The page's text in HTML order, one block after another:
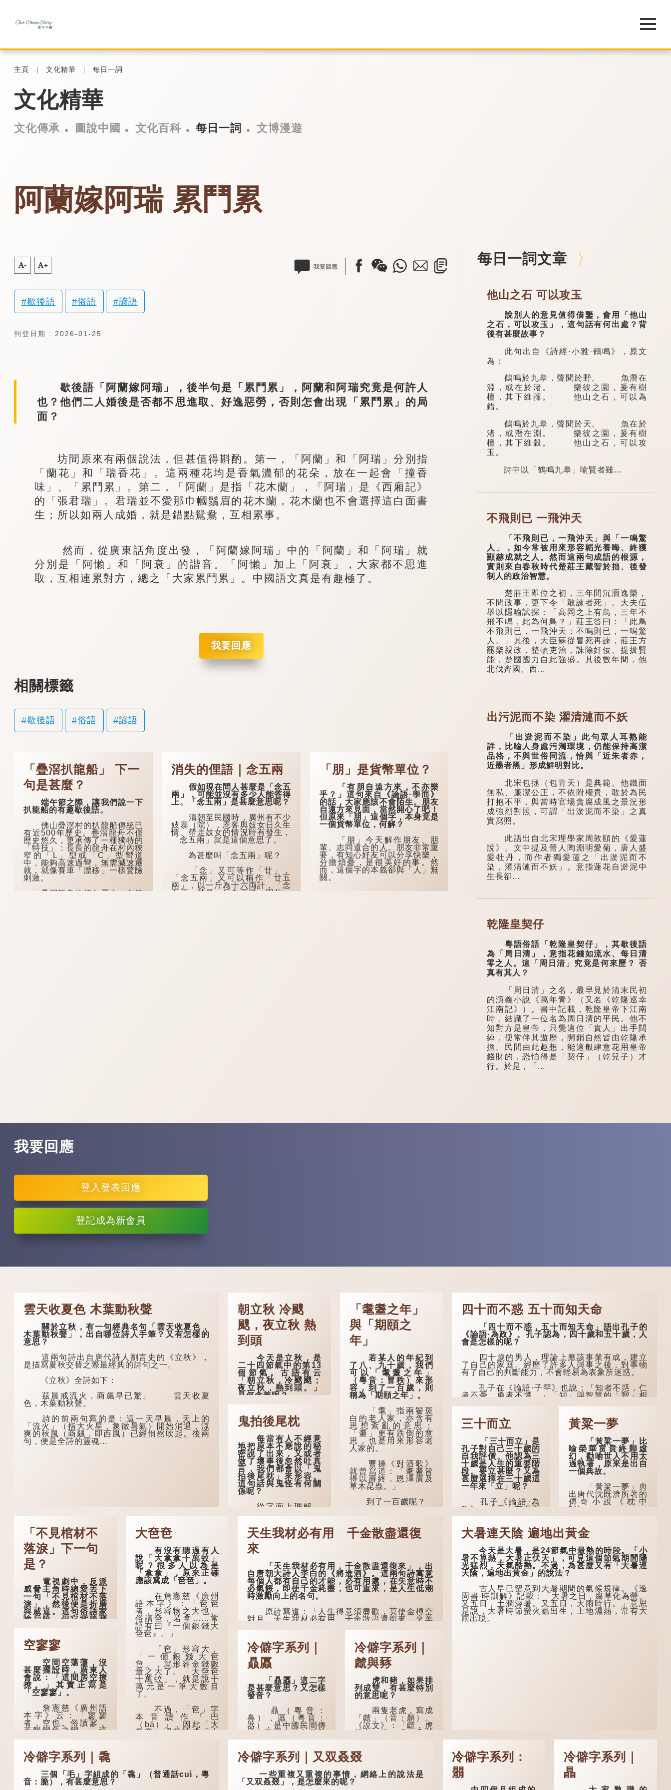
主頁 文化精華 每日一詞
文化精華
文化傳承 圖說中國 文化百科 每日一詞 文博漫遊
阿蘭嫁阿瑞 累鬥累
A- A+ 我要回應
歇後語 俗語 諺語
刊登日期 : 2026-01-25
歇後語「阿蘭嫁阿瑞」，後半句是「累鬥累」，阿蘭和阿瑞究竟是何許人
也？他們二人婚後是否都不思進取、好逸惡勞，否則怎會出現「累鬥累」的局
面？
坊間原來有兩個說法，但甚值得斟酌。第一，「阿蘭」和「阿瑞」分別指
「蘭花」和「瑞香花」。這兩種花均是香氣濃郁的花朵，放在一起會「撞香
味」、「累鬥累」。第二，「阿蘭」是指「花木蘭」，「阿瑞」是《西廂記》
的「張君瑞」。君瑞並不愛那巾幗鬚眉的花木蘭，花木蘭也不會選擇這白面書
生；所以如兩人成婚，就是錯點鴛鴦，互相累事。
然而，從廣東話角度出發，「阿蘭嫁阿瑞」中的「阿蘭」和「阿瑞」就
分別是「阿懶」和「阿衰」的諧音。「阿懶」加上「阿衰」，大家都不思進
取，互相連累對方，總之「大家累鬥累」。中國語文真是有趣極了。
我要回應
相關標籤
歇後語 俗語 諺語
「疊滘扒龍船」 下一
句是甚麼？
端午節之際，讓我們說一下
扒龍船的有趣歇後語。
佛山疊滘村的扒龍船傳統已
有近500年歷史。疊滘龍舟不僅
歷史悠久，更承傳了一種獨特的
「特技」：長長的龍舟在村內狹
窄的「L」型或「C」型彎道
中，能夠高速過彎，無需減速遷
就，就像賽車「漂移」一樣驚險
刺激。
疊滘龍舟的悠久歷史，在清
消失的俚語｜念五兩
假如現在問人甚麼是「念五
兩」，可能並沒有多少人能答得
上。「念五兩」是甚麼意思呢？
清朝至民國時，廣州有不少
妓寨（院），恩客與妓女日久生
情、帶走妓女的情況時有發生，
「念五兩」就是這個意思了。
為甚麼叫「念五兩」呢？
「念」又可等作「廿」，
「念五兩」又可以稱作「廿五
兩」，以一斤為十六両計，「念
五兩」就是一斤九両了，因此，
「朋」是貨幣單位？
「有朋自遠方來，不亦樂
乎？」這句來自《論語·學而》
的話，大家應該不會陌生。朋友
自遠方來見面，當然開心了吧！
但原來「朋」這個字，本身竟是
一個貨幣單位，何解？
「朋」今天解作朋友、朋
輩、志同道合的人。朋友非常重
要，有知心好友可以分享快樂，
分擔煩憂，是很美好的事。然
而，這個字的本義卻與「人」無
關。
每日一詞文章
他山之石 可以攻玉
說別人的意見值得借鑒，會用「他山
之石，可以攻玉」，這句話有何出處？背
後有甚麼故事？
此句出自《詩經·小雅·鶴鳴》，原文
為：
鶴鳴於九皋，聲聞於野。 魚潛在
淵，或在於渚。 樂彼之園，爰有樹
檀，其下維蘀。 他山之石，可以為
錯。
鶴鳴於九皋，聲聞於天。 魚在於
渚，或潛在淵。 樂彼之園，爰有樹
檀，其下維穀。 他山之石，可以攻
玉。
詩中以「鶴鳴九皋」喻賢者雖...
不飛則已 一飛沖天
「不飛則已，一飛沖天」與「一鳴驚
人」，如今常被用來形容韜光養晦、終獲
顯赫成就之人。然而這兩句成語的根源，
實則來自春秋時代楚莊王藏智於拙、後發
制人的政治智慧。
楚莊王即位之初，三年間沉湎逸樂，
不問政事，更下令「敢諫者死」。大夫伍
舉以隱喻試探：「高岡之上有鳥，三年不
飛不鳴，此為何鳥？」莊王答曰：「此鳥
不飛則已，一飛沖天；不鳴則已，一鳴驚
人。」其後，大臣蘇從冒死再諫，莊王方
罷樂親政，整頓吏治，誅除奸佞、提拔賢
能，楚國國力自此強盛。其後數年間，他
北伐齊國、西...
出污泥而不染 濯清漣而不妖
「出淤泥而不染」此句眾人耳熟能
詳，比喻人身處污濁環境，仍能保持高潔
品格，不與世俗同流，恰與「近朱者赤，
近墨者黑」形成鮮明對比。
北宋包拯（包青天）是典範。他鐵面
無私、廉潔公正，不依附權貴，敢於為民
打抱不平，與當時官場貪腐成風之景況形
成強烈對照，可謂「出淤泥而不染」之真
實寫照。
此語出自北宋理學家周敦頤的《愛蓮
說》。文中提及晉人陶淵明愛菊，唐人盛
愛牡丹，而作者獨愛蓮之「出淤泥而不
染，濯清漣而不妖」。意指蓮花自淤泥中
生長卻...
乾隆皇契仔
粵語俗語「乾隆皇契仔」，其歇後語
為「周日清」，意指花錢如流水、每日清
零之人。這「周日清」究竟是何來歷？ 否
真有其人？
「周日清」之名，最早見於清末民初
的演義小說《萬年青》（又名《乾隆巡幸
江南記》）。書中記載，乾隆皇帝下江南
時，結識了一位名為周日清的平民。他不
知對方是皇帝，只覺這位「貴人」出手闊
綽，便常伴其遊歷，開銷自然皆由乾隆承
擔。民間由此趣想，能這般肆意花用皇帝
錢財的，恐怕得是「契仔」（乾兒子）才
行。於是，「...
我要回應
登入發表回應
登記成為新會員
雲天收夏色 木葉動秋聲
關於立秋，有一句經典名句「雲天收夏色，
木葉動秋聲」，出自哪位詩人手筆？又有怎樣的
意思？
這兩句詩出自唐代詩人劉言史的《立秋》，
是描寫夏秋交替之際最經典的詩句之一。
《立秋》全詩如下：
茲晨戒流火，商飆早已驚。 雲天收夏
色，木葉動秋聲。
詩的前兩句寫的是：這一天早晨，天上的
「流火」（指大火星，象徵暑氣）開始消退，涼
爽的秋風（商飆，即西風）已經悄然吹起。後兩
句，便是全詩的靈魂...
朝立秋 冷颼
颼，夜立秋 熱
到頭
今天是立秋，是
二十四節氣中的第13
個節氣。古語有云
「朝立秋，冷颼颼；
夜立秋，熱到頭。」
是何含義呢？
崔寔《四民月令》：
「朝立秋，冷颼颼；
夜立秋，熱到頭」。
到了清代，顧祿在
《清嘉錄》中記錄蘇
州風俗時，也引用了
這句諺語。不過當地
百姓的口頭說法是
「朝立秋，渹颼颼；
夜立秋，熱吽吽」。
雖然用字略有不同，
但意思完全一致。
那麼，這句話到
了古人的一種樸素觀
察：如果立秋的精
確...
鬼拍後尾枕
每當有人不經意
地把原本不應說的秘
密說了出來，又或者
做了壞事後忽然吐真
言，我們都會以「鬼
拍後尾枕」來形容。
這句話與鬼怪有何關
係呢？
從字面上理解，
「後尾枕」的本字應
zhěn，與「枕」同
音）。《說文解
字》：「䪴，項枕
也。」意思是頭後部
民間流傳有一種
說法，人會將一些不
欲為人所知的記憶藏
於頸後之處。如果忽
不明東西（如鬼魂）
在後腦拍了一下，藏
「耄耋之年」
與「期頤之
年」
若某人的年紀到
了八、九十歲，我們
可以「耄耋之年」
（粵音：冒秩）來形
容，到了一百歲，則
稱為「期頤之年」。
「耄」指兩鬢斑
白的老人家，亦含有
思想紊亂的意思；
「耋」更有跌倒的意
思，也是用來形容老
人家的。
曹操《對酒歌》
就曾寫道：「耄耋皆
得以壽終，恩澤廣及
草木昆蟲。」
到了一百歲呢？
禮上》：「百年曰期
頤。」鄭玄註：
味，孝子要盡養道...
四十而不惑 五十而知天命
「四十而不惑，五十而知天命」語出孔子的
《論語·為政》。孔子認為，四十歲和五十歲，人
會是怎樣的呢？
四十歲的男人，理論上應該事業有成，建立
了自己的家庭。經歷了許多人與事之後，對事物
有了自己的判斷能力，不會輕易為表象所迷惑。
孔子在《論語·子罕》也說：「知者不惑，仁
者不憂，勇者不懼。」「知」與智慧的「智」相
三十而立
「三十而立」是
孔子對自己三十歲的
自我評價。他認為三
十歲是人生的重要階
段。要立甚麼？又為
甚麼選擇在三十歲這
一年來「立」呢？
孔子《論語·為
政》：「吾十有五而
志於學，三十而立，
知天命，六十而耳
順，七十而從心所
欲，不逾矩。」
在古代，男子一
般於二十歲進行冠
禮，冠禮完成後便是
成人，但由於未達壯
年，所以又稱「弱
冠」。《禮記·曲
禮》明確記載：「人
生十年曰幼，學；二
十曰弱，冠；三十曰
黃粱一夢
「黃粱一夢」比
喻榮華富貴終歸虛
幻，勸喻世人不用太
過執著，原來是出自
一個典故。
「黃粱一夢」典
出唐代沈既濟所著的
傳奇小說《枕中
記》。
唐朝開元年間，有一
個窮困潦倒的盧姓書
生，在上京赴考的途
中經過一間旅店休
息，碰巧遇到一位呂
姓道士，兩人暢談甚
言談間，盧姓書
生感慨自己雖貴為讀
書人，但一直未能考
取功名，仍然貧困，
「不見棺材不
落淚」下一句
是？
電視劇中，反派
威脅主角時總愛丟下
一句「不見棺材不落
淚」，然後便是折磨
與威逼。這句俗語家
喻戶曉，但它背後藏
着怎樣的故事呢？
「不見棺材不落
淚」的原句，有說法
是「不見棺材不下
淚」或「不見親棺不
下淚」，出自明朝蘭
陵笑笑生所著的《金
瓶梅詞話》第九十八
回。原意是指人未親
眼見到親人棺木，便
不會真正感到悲傷；
後來引申為比喻人執
迷不悟，不到徹底失
敗，便不肯罷休。
句耳熟能詳，但它其
實還有下半句——
「不到黃河心不
死」...
空寥寥
空間空蕩蕩，沒
甚麼擺設時，廣東人
會說：「這間房空撩
撩。」其實正寫是
「空寥寥」。
詹憲慈《廣州語
本字》云：「寥寥
者，空也。俗讀寥，
若醋餾魚之餾。」這
個字在古代已經出
《說文》注本中，
「寥」是「廫」的篆
形，解作空渺、空
虛。如《列仙傳·安期
先生》載琊阜老人故
大夿夿
有沒有聽過有人
說「大拿拿十萬蚊」
呢？很多人以為是
「拿拿」，原來正確
應該寫成「夿夿」。
在詹憲慈《廣州
語本字》：「夿夿
者，形容物之大也。
俗讀夿，若拿……常
語有曰『一個銀錢大
夿夿』。」
「夿」形容大，
「一個銀錢大夿
夿」，就形容金錢數
量之大了。「大夿夿
十萬蚊」，就是說十
萬元是一筆大數目
了。
不過，「夿」字
本音讀作「巴
（bā）」，因此「大
夿夿」理應讀成「大
天生我材必有用 千金散盡還復
來
「天生我材必有用，千金散盡還復來」，出
自唐朝大詩人李白的《將進酒》。這兩句詩寓意
每個人都有自己的才能，必有用處，在失意時不
必氣餒，即使千金耗盡，也可重來，是人生低潮
時激勵向上的名句。
原詩寫道：「人生得意須盡歡，莫使金樽空
對月。天生我材必有用，千金散盡還復來。烹羊
去，也終會重新得到。
李白作此詩時，大約是天寶十一年。當時他
已被唐玄宗賜金放還約八年，這期間經常與朋友
遊山玩水，部分詩作顯露出懷才...
冷僻字系列｜
贔屭
「贔屭」這二字
是甚麼意思？又怎樣
發音？
贔（粵音：
鼻），屭（粵音：
器），是中國民間傳
子之一，外形像
龜。
據明代楊慎《升
庵外集》記載，龍生
九子的次序排列為：
贔屭、螭吻、蒲牢、
冷僻字系列｜
虤與豩
虎和豬，如果排
列成雙，有甚麼特別
的意思呢？
兩隻老虎，寫成
「虤」（音：顏）。
《說文》：「虤，虎
人詩中亦有「求閑未
得閑，眾誚瞋虤虤」
之句，意思是眾人的
譏諷讓人怒目而視。
大暑連天陰 遍地出黃金
今天是大暑，是24節氣中最熱的時段。「小
暑不算熱，大暑正伏天」，可見這個節氣期間陽
光猛烈，天氣酷熱。不過，為甚麼又有「大暑連
天陰，遍地出黃金」的說法？
古人早已留意到大暑期間的氣候規律。《逸
周書·時訓解》記載：「大暑之日，腐草化為螢。
又五日，土潤溽暑。又五日，大雨時行。」意思
是說，大暑時節螢火蟲出生，土地濕熱，常有大
雨出現。
冷僻字系列｜毳
三個「毛」字組成的「毳」（普通話cuì，粵
音：脆），有甚麼意思？
冷僻字系列｜又双叒叕
一些重複又重複的事情，網絡上的說法是
「又双叒叕」，是怎麼來的呢？
冷僻字系列：
朤
冷僻字系列｜
瞐